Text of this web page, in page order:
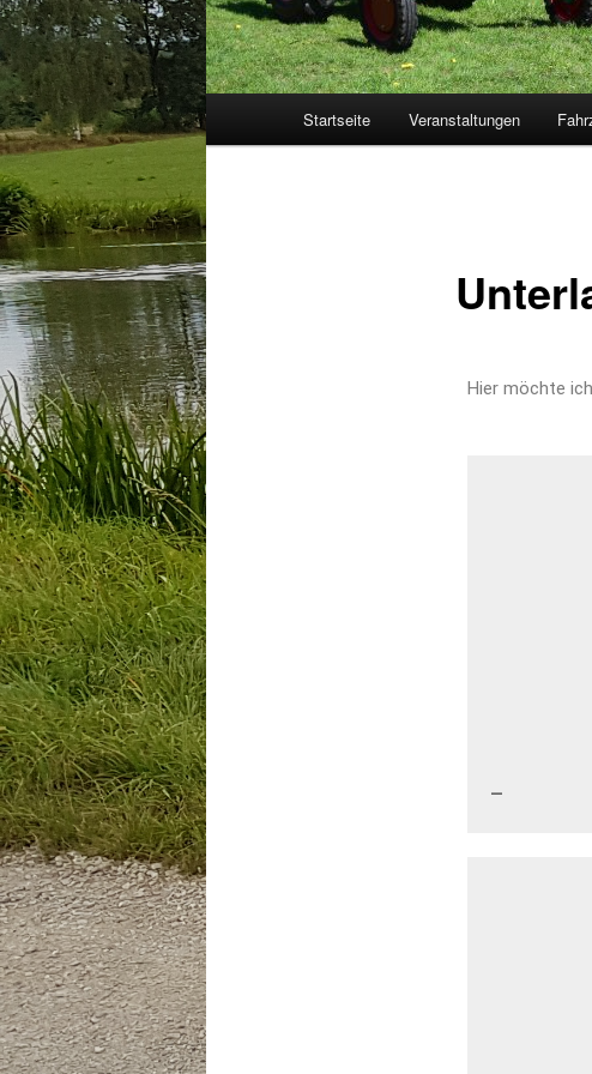
Startseite Veranstaltungen
Hier möchte